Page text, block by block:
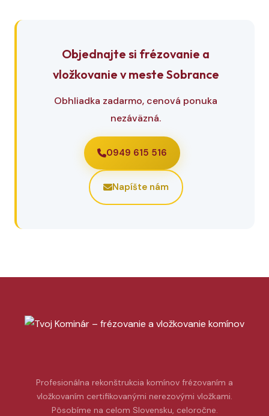
Objednajte si frézovanie a
vložkovanie v meste Sobrance
Obhliadka zadarmo, cenová ponuka
nezáväzná.
0949 615 516
Napíšte nám
Profesionálna rekonštrukcia komínov frézovaním a
vložkovaním certifikovanými nerezovými vložkami.
Pôsobíme na celom Slovensku, celoročne.